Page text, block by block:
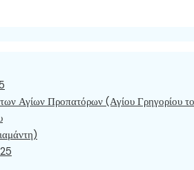
Αγίων Προπατόρων (Αγίου Γρηγορίου